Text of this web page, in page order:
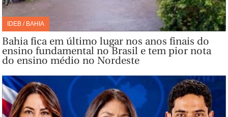
IDEB / BAHIA
Bahia fica em último lugar nos anos finais do
ensino fundamental no Brasil e tem pior nota
do ensino médio no Nordeste